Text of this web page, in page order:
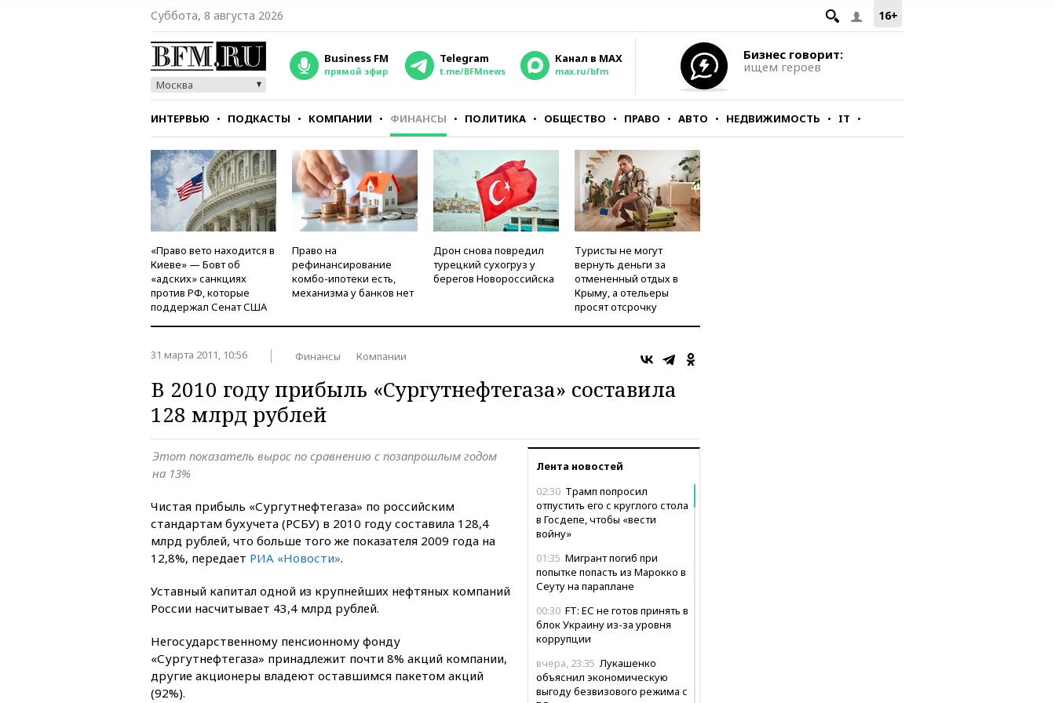
16+
Суббота, 8 августа 2026
Москва
Business FM
прямой эфир
Telegram
t.me/BFMnews
Канал в MAX
max.ru/bfm
Бизнес говорит:
ищем героев
ИНТЕРВЬЮ ПОДКАСТЫ КОМПАНИИ ФИНАНСЫ ПОЛИТИКА ОБЩЕСТВО ПРАВО АВТО НЕДВИЖИМОСТЬ IT
СТИЛЬ ТЕСТЫ
«Право вето находится в
Киеве» — Бовт об
«адских» санкциях
против РФ, которые
поддержал Сенат США
Право на
рефинансирование
комбо-ипотеки есть,
механизма у банков нет
Дрон снова повредил
турецкий сухогруз у
берегов Новороссийска
Туристы не могут
вернуть деньги за
отмененный отдых в
Крыму, а отельеры
просят отсрочку
31 марта 2011, 10:56 Финансы Компании
В 2010 году прибыль «Сургутнефтегаза» составила
128 млрд рублей
Лента новостей
02:30 Трамп попросил
отпустить его с круглого стола
в Госдепе, чтобы «вести
войну»
01:35 Мигрант погиб при
попытке попасть из Марокко в
Сеуту на параплане
00:30 FT: ЕС не готов принять в
блок Украину из-за уровня
коррупции
вчера, 23:35 Лукашенко
объяснил экономическую
выгоду безвизового режима с
Этот показатель вырос по сравнению с позапрошлым годом
на 13%
Чистая прибыль «Сургутнефтегаза» по российским
стандартам бухучета (РСБУ) в 2010 году составила 128,4
млрд рублей, что больше того же показателя 2009 года на
12,8%, передает РИА «Новости».
Уставный капитал одной из крупнейших нефтяных компаний
России насчитывает 43,4 млрд рублей.
Негосударственному пенсионному фонду
«Сургутнефтегаза» принадлежит почти 8% акций компании,
другие акционеры владеют оставшимся пакетом акций
(92%).